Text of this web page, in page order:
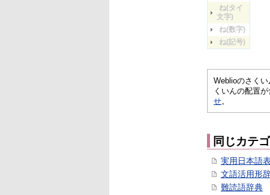
ね(タイ
文字)
ね(数字)
ね(記号)
Weblioのさく
くいんの配置
せ。
同じカテ
実用日本語
文語活用形
難読語辞典